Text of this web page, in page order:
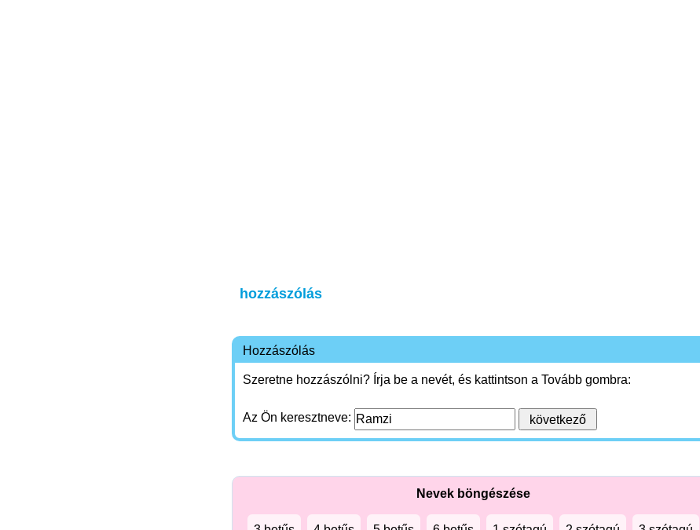
hozzászólás
Hozzászólás
Szeretne hozzászólni? Írja be a nevét, és kattintson a Tovább gombra:
Az Ön keresztneve:
Nevek böngészése